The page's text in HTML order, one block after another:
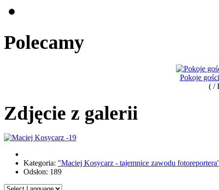
Polecamy
Pokoje
( /
Zdjęcie z galerii
Kategoria: "Maciej Kosycarz - tajemnice zawodu
Odsłon: 189